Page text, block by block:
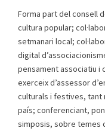
Forma part del consell
cultura popular;
setmanari local;
digital
pensament associatiu i
exerceix d’assessor
culturals i festives, tant
país; conferenciant,
simposis, sobre temes